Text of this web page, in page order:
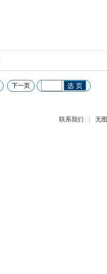
下一页 选 页
联系我们 | 无